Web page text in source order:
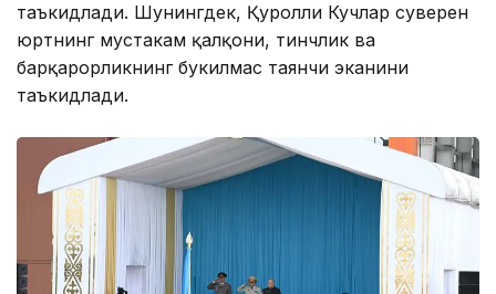
таъкидлади. Шунингдек, Қуролли Кучлар суверен
юртнинг мустаҳкам қалқони, тинчлик ва
барқарорликнинг букилмас таянчи эканини
таъкидлади.